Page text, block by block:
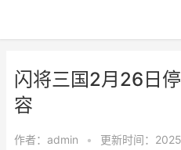
闪将三国2月26日
容
作者： admin • 更新时间：